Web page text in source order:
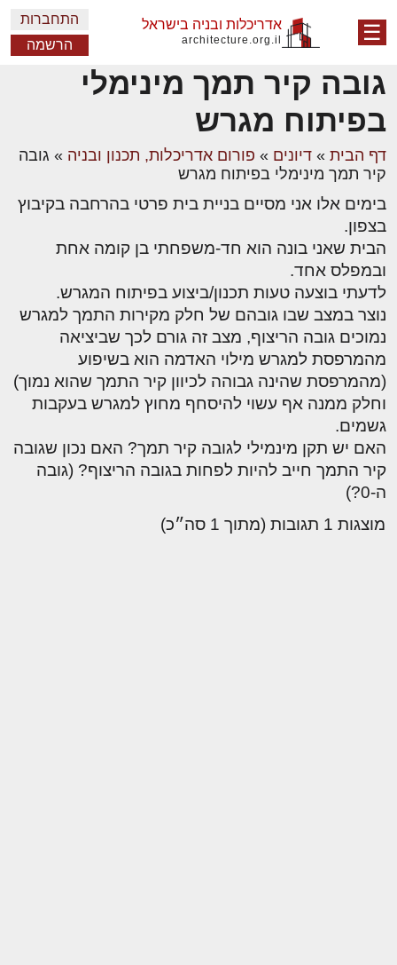
☰ אדריכלות ובניה בישראל
architecture.org.il
התחברות
הרשמה
גובה קיר תמך מינימלי
בפיתוח מגרש
דף הבית » דיונים » פורום אדריכלות, תכנון ובניה » גובה
קיר תמך מינימלי בפיתוח מגרש
בימים אלו אני מסיים בניית בית פרטי בהרחבה בקיבוץ
בצפון.
הבית שאני בונה הוא חד-משפחתי בן קומה אחת
ובמפלס אחד.
לדעתי בוצעה טעות תכנון/ביצוע בפיתוח המגרש.
נוצר במצב שבו גובהם של חלק מקירות התמך למגרש
נמוכים גובה הריצוף, מצב זה גורם לכך שביציאה
מהמרפסת למגרש מילוי האדמה הוא בשיפוע
(מהמרפסת שהינה גבוהה לכיוון קיר התמך שהוא נמוך)
וחלק ממנה אף עשוי להיסחף מחוץ למגרש בעקבות
גשמים.
האם יש תקן מינמילי לגובה קיר תמך? האם נכון שגובה
קיר התמך חייב להיות לפחות בגובה הריצוף? (גובה
ה-0?)
מוצגות 1 תגובות (מתוך 1 סה״כ)